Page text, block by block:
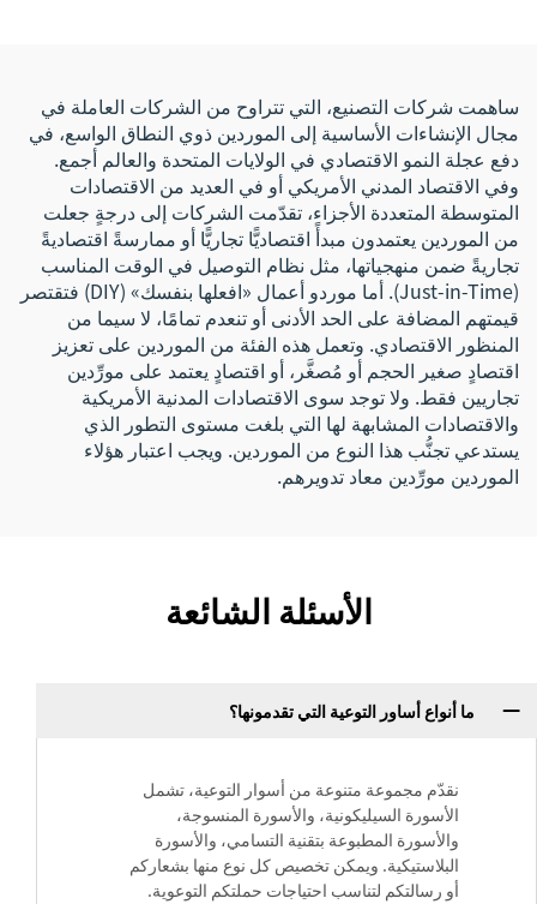
ساهمت شركات التصنيع، التي تتراوح من الشركات العاملة في
مجال الإنشاءات الأساسية إلى الموردين ذوي النطاق الواسع، في
دفع عجلة النمو الاقتصادي في الولايات المتحدة والعالم أجمع.
وفي الاقتصاد المدني الأمريكي أو في العديد من الاقتصادات
المتوسطة المتعددة الأجزاء، تقدّمت الشركات إلى درجةٍ جعلت
من الموردين يعتمدون مبدأً اقتصاديًّا تجاريًّا أو ممارسةً اقتصاديةً
تجاريةً ضمن منهجياتها، مثل نظام التوصيل في الوقت المناسب
(Just-in-Time). أما موردو أعمال «افعلها بنفسك» (DIY) فتقتصر
قيمتهم المضافة على الحد الأدنى أو تنعدم تمامًا، لا سيما من
المنظور الاقتصادي. وتعمل هذه الفئة من الموردين على تعزيز
اقتصادٍ صغير الحجم أو مُصغَّر، أو اقتصادٍ يعتمد على مورِّدين
تجاريين فقط. ولا توجد سوى الاقتصادات المدنية الأمريكية
والاقتصادات المشابهة لها التي بلغت مستوى التطور الذي
يستدعي تجنُّب هذا النوع من الموردين. ويجب اعتبار هؤلاء
الموردين مورِّدين معاد تدويرهم.
الأسئلة الشائعة
ما أنواع أساور التوعية التي تقدمونها؟
نقدّم مجموعة متنوعة من أسوار التوعية، تشمل
الأسورة السيليكونية، والأسورة المنسوجة،
والأسورة المطبوعة بتقنية التسامي، والأسورة
البلاستيكية. ويمكن تخصيص كل نوع منها بشعاركم
أو رسالتكم لتناسب احتياجات حملتكم التوعوية.